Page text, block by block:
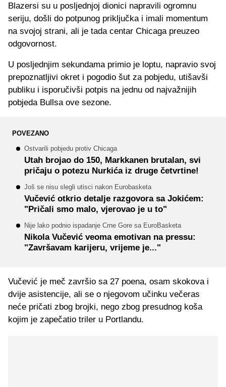
Blazersi su u posljednjoj dionici napravili ogromnu
seriju, došli do potpunog priključka i imali momentum
na svojoj strani, ali je tada centar Chicaga preuzeo
odgovornost.
U posljednjim sekundama primio je loptu, napravio svoj
prepoznatljivi okret i pogodio šut za pobjedu, utišavši
publiku i isporučivši potpis na jednu od najvažnijih
pobjeda Bullsa ove sezone.
POVEZANO
Ostvarili pobjedu protiv Chicaga
Utah brojao do 150, Markkanen brutalan, svi
pričaju o potezu Nurkića iz druge četvrtine!
Još se nisu slegli utisci nakon Eurobasketa
Vučević otkrio detalje razgovora sa Jokićem:
"Pričali smo malo, vjerovao je u to"
Nije lako podnio ispadanje Crne Gore sa EuroBasketa
Nikola Vučević veoma emotivan na pressu:
"Završavam karijeru, vrijeme je..."
Vučević je meč završio sa 27 poena, osam skokova i
dvije asistencije, ali se o njegovom učinku večeras
neće pričati zbog brojki, nego zbog presudnog koša
kojim je zapečatio triler u Portlandu.